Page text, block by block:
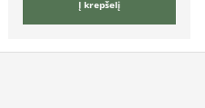
Į krepšelį